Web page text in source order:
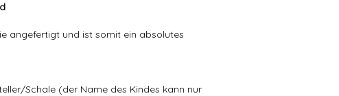
angefertigt und ist somit ein absolutes
Schale (der Name des Kindes kann nur